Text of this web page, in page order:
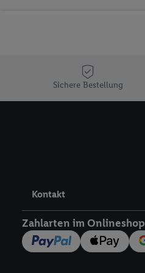
Sichere Bestellung
Kontakt
Zahlarten im Onlineshop